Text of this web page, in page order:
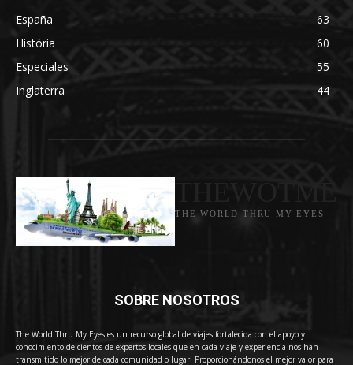
España
63
História
60
Especiales
55
Inglaterra
44
THE WORLD THRU MY EYES
SOBRE NOSOTROS
The World Thru My Eyes es un recurso global de viajes fortalecida con el apoyo y
conocimiento de cientos de expertos locales que en cada viaje y experiencia nos han
transmitido lo mejor de cada comunidad o lugar. Proporcionándonos el mejor valor para